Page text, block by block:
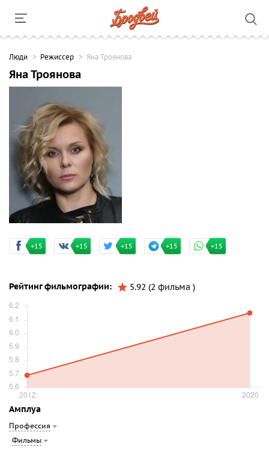
Люди Режиссер Яна Троянова
Яна Троянова
+15 +15 +15 +15 +15
Рейтинг фильмографии: 5.92 (2 фильма )
Амплуа
Профессия
Фильмы